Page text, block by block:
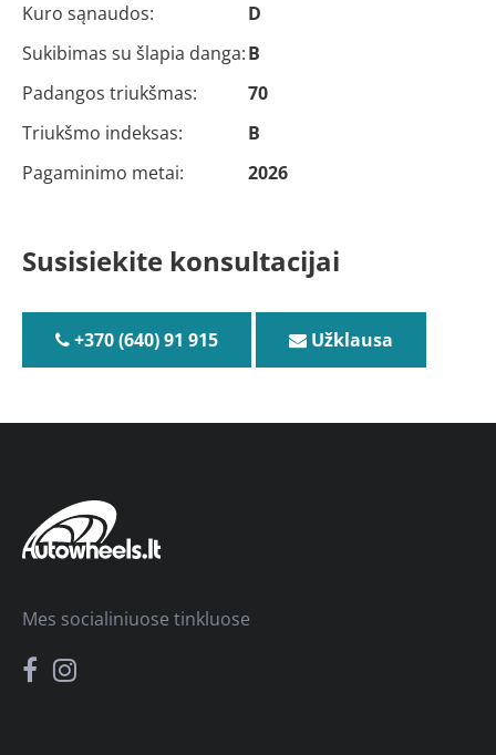
Kuro sąnaudos:
D
Sukibimas su šlapia danga:B
Padangos triukšmas:
70
Triukšmo indeksas:
B
Pagaminimo metai:
2026
Susisiekite konsultacijai
+370 (640) 91 915 Užklausa
Mes socialiniuose tinkluose